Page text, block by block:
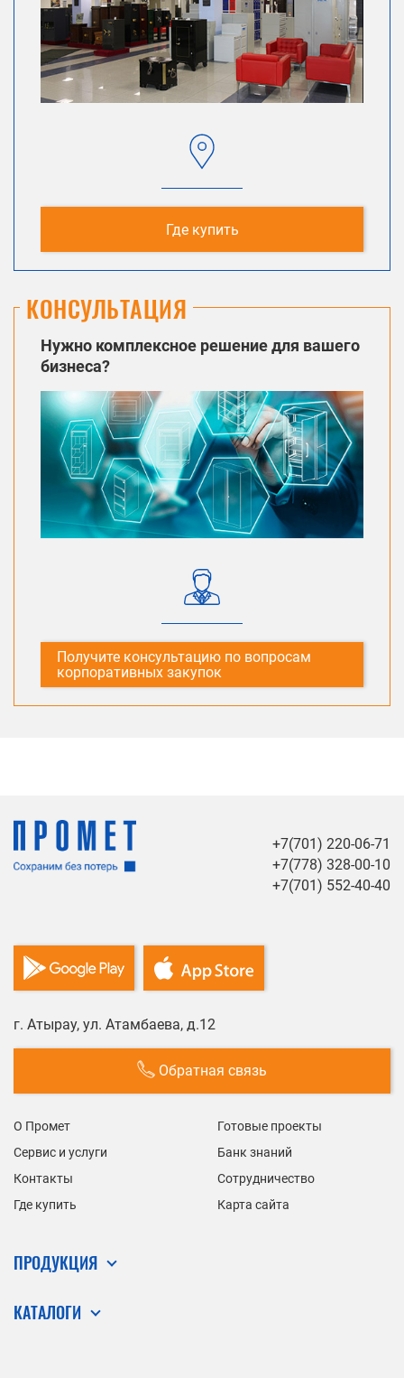
Где купить
КОНСУЛЬТАЦИЯ
Нужно комплексное решение для вашего
бизнеса?
Получите консультацию по вопросам
корпоративных закупок
+7(701) 220-06-71
+7(778) 328-00-10
+7(701) 552-40-40
г. Атырау, ул. Атамбаева, д.12
Обратная связь
О Промет
Готовые проекты
Сервис и услуги
Банк знаний
Контакты
Сотрудничество
Где купить
Карта сайта
ПРОДУКЦИЯ
КАТАЛОГИ